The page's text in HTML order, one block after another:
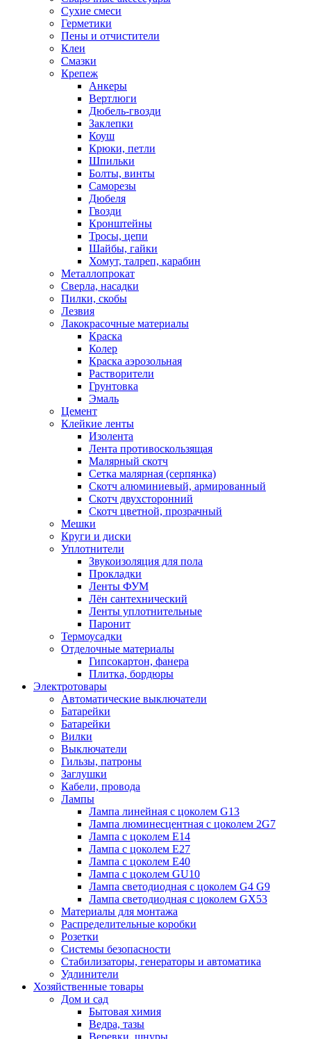
Сухие смеси
Герметики
Пены и отчистители
Клеи
Смазки
Крепеж
Анкеры
Вертлюги
Дюбель-гвозди
Заклепки
Коуш
Крюки, петли
Шпильки
Болты, винты
Саморезы
Дюбеля
Гвозди
Кронштейны
Тросы, цепи
Шайбы, гайки
Хомут, талреп, карабин
Металлопрокат
Сверла, насадки
Пилки, скобы
Лезвия
Лакокрасочные материалы
Краска
Колер
Краска аэрозольная
Растворители
Грунтовка
Эмаль
Цемент
Клейкие ленты
Изолента
Лента противоскользящая
Малярный скотч
Сетка малярная (серпянка)
Скотч алюминиевый, армированный
Скотч двухсторонний
Скотч цветной, прозрачный
Мешки
Круги и диски
Уплотнители
Звукоизоляция для пола
Прокладки
Ленты ФУМ
Лён сантехнический
Ленты уплотнительные
Паронит
Термоусадки
Отделочные материалы
Гипсокартон, фанера
Плитка, бордюры
Электротовары
Автоматические выключатели
Батарейки
Батарейки
Вилки
Выключатели
Гильзы, патроны
Заглушки
Кабели, провода
Лампы
Лампа линейная с цоколем G13
Лампа люминесцентная с цоколем 2G7
Лампа с цоколем E14
Лампа с цоколем E27
Лампа с цоколем E40
Лампа с цоколем GU10
Лампа светодиодная с цоколем G4 G9
Лампа светодиодная с цоколем GX53
Материалы для монтажа
Распределительные коробки
Розетки
Системы безопасности
Стабилизаторы, генераторы и автоматика
Удлинители
Хозяйственные товары
Дом и сад
Бытовая химия
Ведра, тазы
Веревки, шнуры